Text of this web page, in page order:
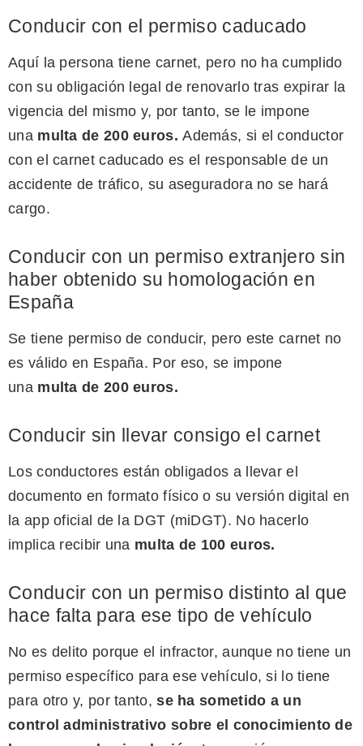
Conducir con el permiso caducado
Aquí la persona tiene carnet, pero no ha cumplido
con su obligación legal de renovarlo tras expirar la
vigencia del mismo y, por tanto, se le impone
una multa de 200 euros. Además, si el conductor
con el carnet caducado es el responsable de un
accidente de tráfico, su aseguradora no se hará
cargo.
Conducir con un permiso extranjero sin
haber obtenido su homologación en
España
Se tiene permiso de conducir, pero este carnet no
es válido en España. Por eso, se impone
una multa de 200 euros.
Conducir sin llevar consigo el carnet
Los conductores están obligados a llevar el
documento en formato físico o su versión digital en
la app oficial de la DGT (miDGT). No hacerlo
implica recibir una multa de 100 euros.
Conducir con un permiso distinto al que
hace falta para ese tipo de vehículo
No es delito porque el infractor, aunque no tiene un
permiso específico para ese vehículo, si lo tiene
para otro y, por tanto,se ha sometido a un
control administrativo sobre el conocimiento de